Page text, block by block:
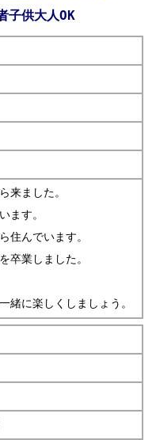
子供大人OK
来ました。
ます。
住んでいます。
卒業しました。
緒に楽しくしましょう。